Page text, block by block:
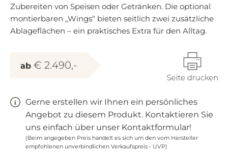
Zubereiten von Speisen oder Getränken. Die optional
montierbaren „Wings“ bieten seitlich zwei zusätzliche
Ablageflächen – ein praktisches Extra für den Alltag.
ab € 2.490,-
Gerne erstellen wir Ihnen ein persönliches
Angebot zu diesem Produkt. Kontaktieren Sie
uns einfach über unser Kontaktformular!
(Beim angegeben Preis handelt es sich um den vom Hersteller
empfohlenen unverbindlichen Verkaufspreis - UVP)